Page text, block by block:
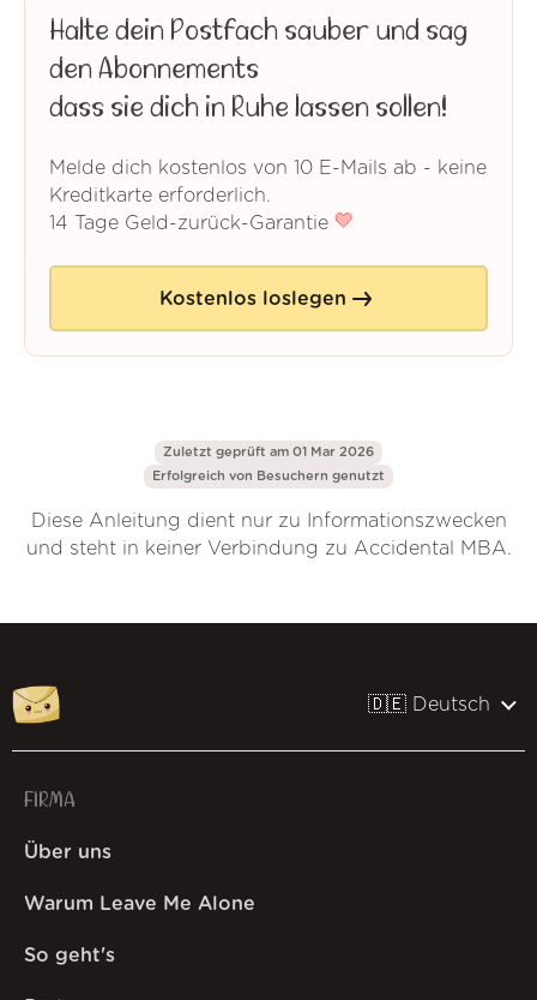
Halte dein Postfach sauber und sag
den Abonnements
dass sie dich in Ruhe lassen sollen!
Melde dich kostenlos von 10 E-Mails ab - keine
Kreditkarte erforderlich.
14 Tage Geld-zurück-Garantie
Kostenlos loslegen
Zuletzt geprüft am 01 Mar 2026
Erfolgreich von Besuchern genutzt
Diese Anleitung dient nur zu Informationszwecken
und steht in keiner Verbindung zu Accidental MBA.
🇩🇪 Deutsch
FIRMA
Über uns
Warum Leave Me Alone
So geht's